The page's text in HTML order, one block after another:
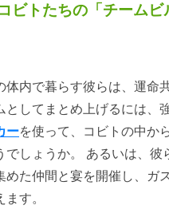
ビトたちの「チームビ
体内で暮らす彼らは、運命
としてまとめ上げるには、
ーを使って、コビトの中か
でしょうか。 あるいは、
めた仲間と宴を開催し、ガ
す。